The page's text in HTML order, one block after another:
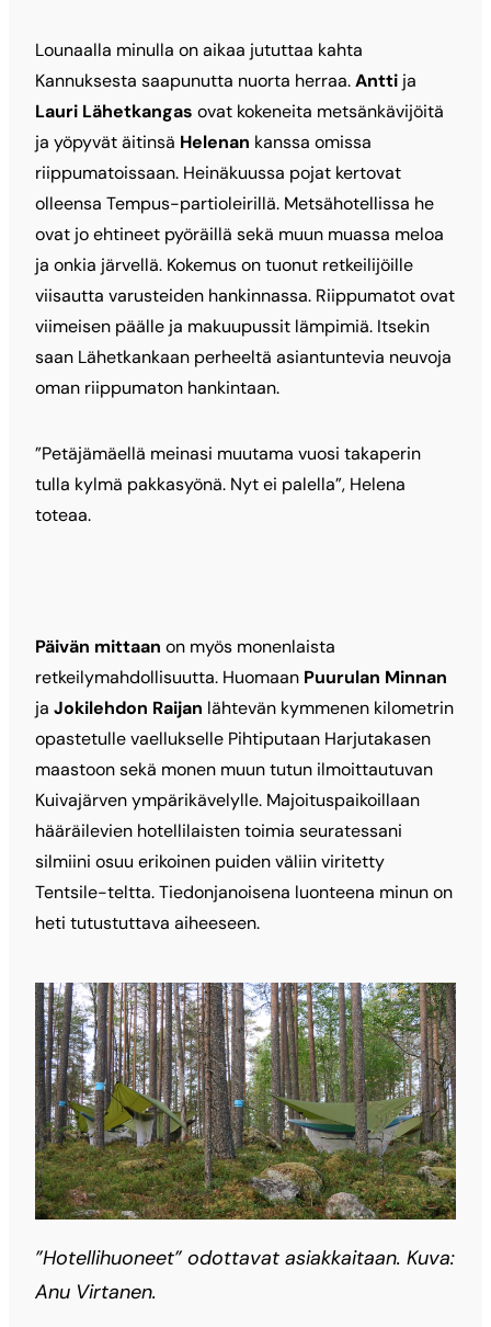
Lounaalla minulla on aikaa jututtaa kahta
Kannuksesta saapunutta nuorta herraa.Antti ja
Lauri Lähetkangas ovat kokeneita metsänkävijöitä
ja yöpyvät äitinsä Helenan kanssa omissa
riippumatoissaan. Heinäkuussa pojat kertovat
olleensa Tempus-partioleirillä. Metsähotellissa he
ovat jo ehtineet pyöräillä sekä muun muassa meloa
ja onkia järvellä. Kokemus on tuonut retkeilijöille
viisautta varusteiden hankinnassa. Riippumatot ovat
viimeisen päälle ja makuupussit lämpimiä. Itsekin
saan Lähetkankaan perheeltä asiantuntevia neuvoja
oman riippumaton hankintaan.
”Petäjämäellä meinasi muutama vuosi takaperin
tulla kylmä pakkasyönä. Nyt ei palella”, Helena
toteaa.
Päivän mittaan on myös monenlaista
retkeilymahdollisuutta. Huomaan Puurulan Minnan
ja Jokilehdon Raijan lähtevän kymmenen kilometrin
opastetulle vaellukselle Pihtiputaan Harjutakasen
maastoon sekä monen muun tutun ilmoittautuvan
Kuivajärven ympärikävelylle. Majoituspaikoillaan
hääräilevien hotellilaisten toimia seuratessani
silmiini osuu erikoinen puiden väliin viritetty
Tentsile-teltta. Tiedonjanoisena luonteena minun on
heti tutustuttava aiheeseen.
”Hotellihuoneet” odottavat asiakkaitaan. Kuva:
Anu Virtanen.